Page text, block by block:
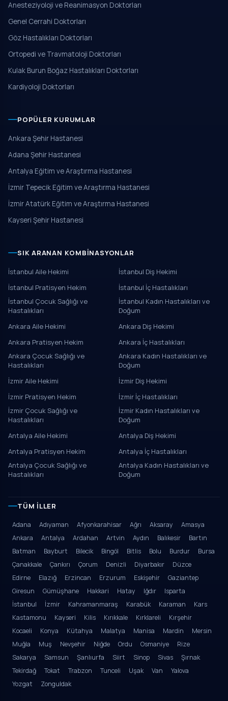
Anesteziyoloji ve Reanimasyon Doktorları
Genel Cerrahi Doktorları
Göz Hastalıkları Doktorları
Ortopedi ve Travmatoloji Doktorları
Kulak Burun Boğaz Hastalıkları Doktorları
Kardiyoloji Doktorları
POPÜLER KURUMLAR
Ankara Şehir Hastanesi
Adana Şehir Hastanesi
Antalya Eğitim ve Araştırma Hastanesi
İzmir Tepecik Eğitim ve Araştırma Hastanesi
İzmir Atatürk Eğitim ve Araştırma Hastanesi
Kayseri Şehir Hastanesi
SIK ARANAN KOMBINASYONLAR
İstanbul Aile Hekimi
İstanbul Diş Hekimi
İstanbul Pratisyen Hekim
İstanbul İç Hastalıkları
İstanbul Çocuk Sağlığı ve
Hastalıkları
İstanbul Kadın Hastalıkları ve
Doğum
Ankara Aile Hekimi
Ankara Diş Hekimi
Ankara Pratisyen Hekim
Ankara İç Hastalıkları
Ankara Çocuk Sağlığı ve
Hastalıkları
Ankara Kadın Hastalıkları ve
Doğum
İzmir Aile Hekimi
İzmir Diş Hekimi
İzmir Pratisyen Hekim
İzmir İç Hastalıkları
İzmir Çocuk Sağlığı ve
Hastalıkları
İzmir Kadın Hastalıkları ve
Doğum
Antalya Aile Hekimi
Antalya Diş Hekimi
Antalya Pratisyen Hekim
Antalya İç Hastalıkları
Antalya Çocuk Sağlığı ve
Hastalıkları
Antalya Kadın Hastalıkları ve
Doğum
TÜM İLLER
Adana Adıyaman Afyonkarahisar Ağrı Aksaray
Amasya
Ankara
Antalya Ardahan Artvin Aydın Balıkesir
Bartın
Batman
Bayburt Bilecik Bingöl Bitlis Bolu Burdur
Bursa
Çanakkale
Çankırı Çorum Denizli Diyarbakır
Düzce
Edirne
Elazığ Erzincan Erzurum Eskişehir
Gaziantep
Giresun
Gümüşhane Hakkari Hatay Iğdır
Isparta
İstanbul
İzmir Kahramanmaraş Karabük Karaman
Kars
Kastamonu
Kayseri Kilis Kırıkkale Kırklareli
Kırşehir
Kocaeli
Konya Kütahya Malatya Manisa Mardin
Mersin
Muğla
Muş Nevşehir Niğde Ordu Osmaniye
Rize
Sakarya
Samsun Şanlıurfa Siirt Sinop Sivas
Şırnak
Tekirdağ
Tokat Trabzon Tunceli Uşak Van
Yalova
Yozgat
Zonguldak